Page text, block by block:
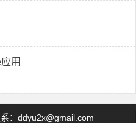
用
： ddyu2x@gmail.com